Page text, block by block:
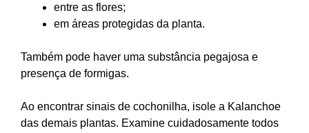
entre as flores;
em áreas protegidas da planta.
Também pode haver uma substância pegajosa e
presença de formigas.
Ao encontrar sinais de cochonilha, isole a Kalanchoe
das demais plantas. Examine cuidadosamente todos